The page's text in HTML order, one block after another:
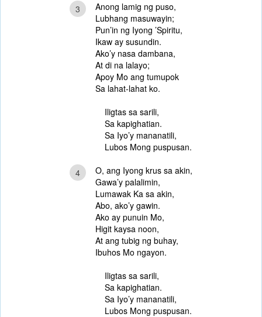
3
Anong lamig ng puso,
Lubhang masuwayin;
Pun’in ng Iyong ’Spiritu,
Ikaw ay susundin.
Ako’y nasa dambana,
At di na lalayo;
Apoy Mo ang tumupok
Sa lahat-lahat ko.
Iligtas sa sarili,
Sa kapighatian.
Sa Iyo’y mananatili,
Lubos Mong puspusan.
4
O, ang Iyong krus sa akin,
Gawa’y palalimin,
Lumawak Ka sa akin,
Abo, ako’y gawin.
Ako ay punuin Mo,
Higit kaysa noon,
At ang tubig ng buhay,
Ibuhos Mo ngayon.
Iligtas sa sarili,
Sa kapighatian.
Sa Iyo’y mananatili,
Lubos Mong puspusan.